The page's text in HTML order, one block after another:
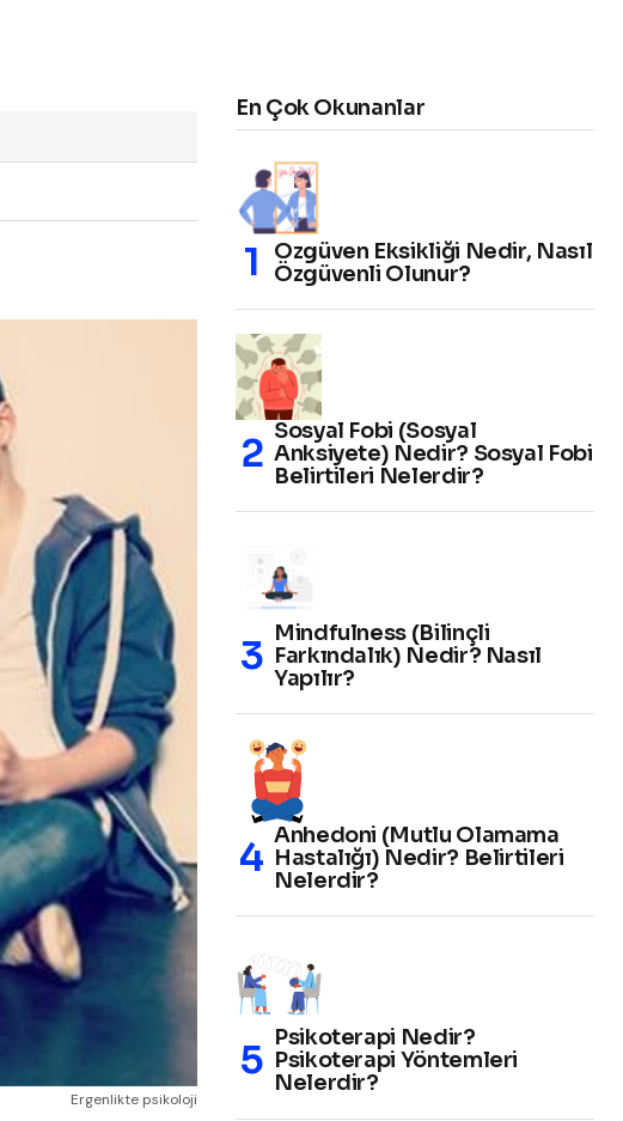
Ergenlikte psikoloji
En Çok Okunanlar
Özgüven Eksikliği Nedir, Nasıl
Özgüvenli Olunur?
Sosyal Fobi (Sosyal
Anksiyete) Nedir? Sosyal Fobi
Belirtileri Nelerdir?
Mindfulness (Bilinçli
Farkındalık) Nedir? Nasıl
Yapılır?
Anhedoni (Mutlu Olamama
Hastalığı) Nedir? Belirtileri
Nelerdir?
Psikoterapi Nedir?
Psikoterapi Yöntemleri
Nelerdir?